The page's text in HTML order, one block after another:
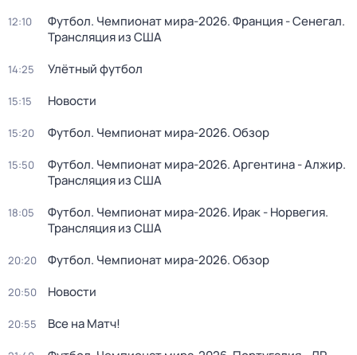
12:10
Футбол. Чемпионат мира-2026. Франция - Сенегал.
Трансляция из США
14:25 Улётный футбол
15:15 Новости
15:20 Футбол. Чемпионат мира-2026. Обзор
15:50
Футбол. Чемпионат мира-2026. Аргентина - Алжир.
Трансляция из США
18:05
Футбол. Чемпионат мира-2026. Ирак - Норвегия.
Трансляция из США
20:20 Футбол. Чемпионат мира-2026. Обзор
20:50 Новости
20:55 Все на Матч!